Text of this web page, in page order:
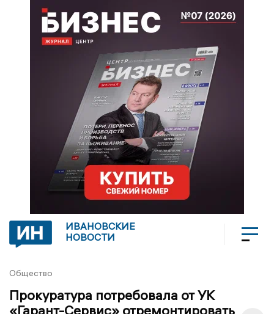
ИВАНОВСКИЕ
НОВОСТИ
Общество
Прокуратура потребовала от УК
«Гарант-Сервис» отремонтировать